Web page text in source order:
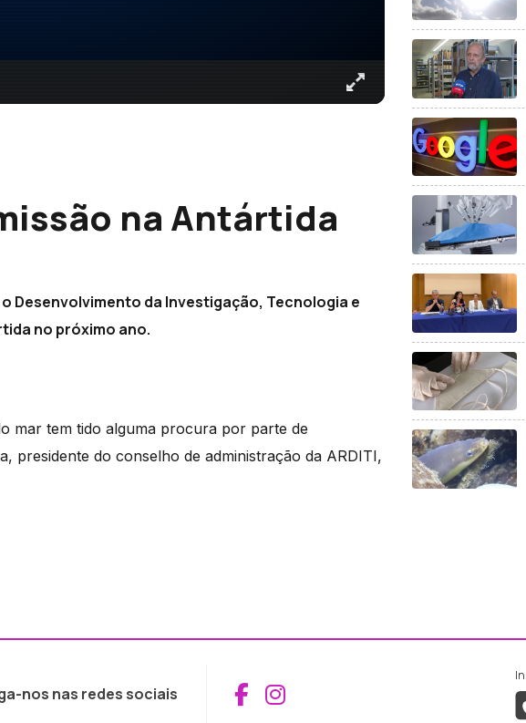
na Antártida
Desenvolvimento da Investigação, Tecnologia e
no próximo ano.
mar tem tido alguma procura por parte de
presidente do conselho de administração da ARDITI,
nos nas redes sociais Aceder ao Facebook da
Aceder ao Instagram